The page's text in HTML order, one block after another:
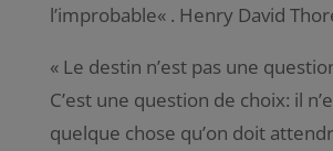
l’improbable« . Henry David
« Le destin n’est pas une
C’est une question de choix: il
quelque chose qu’on doit